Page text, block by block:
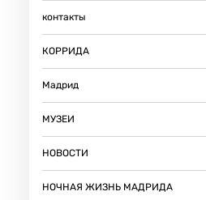
контакты
КОРРИДА
Мадрид
МУЗЕИ
НОВОСТИ
НОЧНАЯ ЖИЗНЬ МАДРИДА